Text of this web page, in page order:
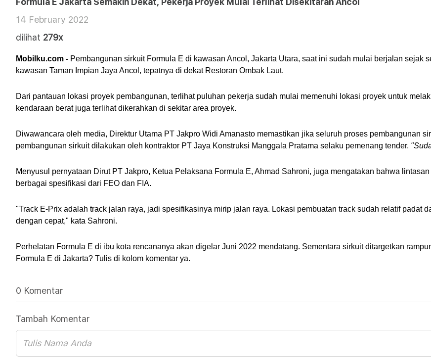
14 February 2022
dilihat 279x
Mobilku.com - Pembangunan sirkuit Formula E di kawasan Ancol, Jakarta Utara, saat ini sudah mulai berjalan sejak
kawasan Taman Impian Jaya Ancol, tepatnya di dekat Restoran Ombak Laut.
Dari pantauan lokasi proyek pembangunan, terlihat puluhan pekerja sudah mulai memenuhi lokasi proyek untuk
kendaraan berat juga terlihat dikerahkan di sekitar area proyek.
Diwawancara oleh media, Direktur Utama PT Jakpro Widi Amanasto memastikan jika seluruh proses pembangunan
pembangunan sirkuit dilakukan oleh kontraktor PT Jaya Konstruksi Manggala Pratama selaku pemenang tender.
Menyusul pernyataan Dirut PT Jakpro, Ketua Pelaksana Formula E, Ahmad Sahroni, juga mengatakan bahwa
berbagai spesifikasi dari FEO dan FIA.
"Track E-Prix adalah track jalan raya, jadi spesifikasinya mirip jalan raya. Lokasi pembuatan track sudah relatif padat
dengan cepat," kata Sahroni.
Perhelatan Formula E di ibu kota rencananya akan digelar Juni 2022 mendatang. Sementara sirkuit ditargetkan
Formula E di Jakarta? Tulis di kolom komentar ya.
0 Komentar
Tambah Komentar